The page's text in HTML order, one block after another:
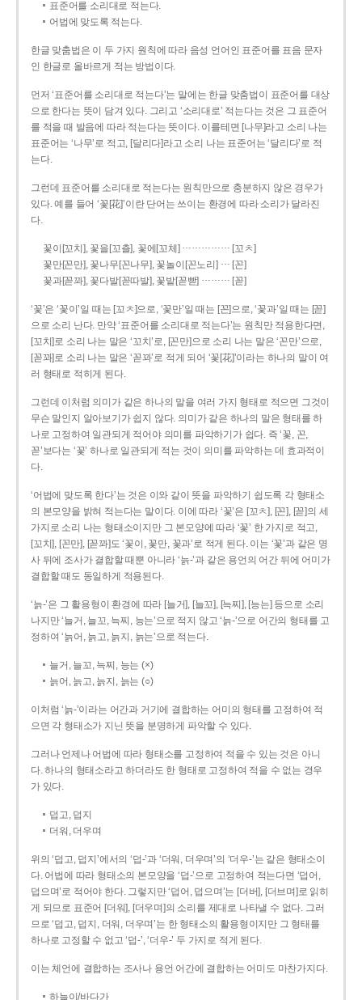
표준어를 소리대로 적는다.
어법에 맞도록 적는다.
한글 맞춤법은 이 두 가지 원칙에 따라 음성 언어인 표준어를 표음 문자
인 한글로 올바르게 적는 방법이다.
먼저 ‘표준어를 소리대로 적는다’는 말에는 한글 맞춤법이 표준어를 대상
으로 한다는 뜻이 담겨 있다. 그리고 ‘소리대로’ 적는다는 것은 그 표준어
를 적을 때 발음에 따라 적는다는 뜻이다. 이를테면 [나무]라고 소리 나는
표준어는 ‘나무’로 적고, [달리다]라고 소리 나는 표준어는 ‘달리다’로 적
는다.
그런데 표준어를 소리대로 적는다는 원칙만으로 충분하지 않은 경우가
있다. 예를 들어 ‘꽃[花]’이란 단어는 쓰이는 환경에 따라 소리가 달라진
다.
꽃이[꼬치], 꽃을[꼬츨], 꽃에[꼬체] …………… [꼬ㅊ]
꽃만[꼰만], 꽃나무[꼰나무], 꽃놀이[꼰노리] … [꼰]
꽃과[꼳꽈], 꽃다발[꼳따발], 꽃밭[꼳빧] ……… [꼳]
‘꽃’은 ‘꽃이’일 때는 [꼬ㅊ]으로, ‘꽃만’일 때는 [꼰]으로, ‘꽃과’일 때는 [꼳]
으로 소리 난다. 만약 ‘표준어를 소리대로 적는다’는 원칙만 적용한다면,
[꼬치]로 소리 나는 말은 ‘꼬치’로, [꼰만]으로 소리 나는 말은 ‘꼰만’으로,
[꼳꽈]로 소리 나는 말은 ‘꼳꽈’로 적게 되어 ‘꽃[花]’이라는 하나의 말이 여
러 형태로 적히게 된다.
그런데 이처럼 의미가 같은 하나의 말을 여러 가지 형태로 적으면 그것이
무슨 말인지 알아보기가 쉽지 않다. 의미가 같은 하나의 말은 형태를 하
나로 고정하여 일관되게 적어야 의미를 파악하기가 쉽다. 즉 ‘꽃, 꼰,
꼳’보다는 ‘꽃’ 하나로 일관되게 적는 것이 의미를 파악하는 데 효과적이
다.
‘어법에 맞도록 한다’는 것은 이와 같이 뜻을 파악하기 쉽도록 각 형태소
의 본모양을 밝혀 적는다는 말이다. 이에 따라 ‘꽃’은 [꼬ㅊ], [꼰], [꼳]의 세
가지로 소리 나는 형태소이지만 그 본모양에 따라 ‘꽃’ 한 가지로 적고,
[꼬치], [꼰만], [꼳꽈]도 ‘꽃이, 꽃만, 꽃과’로 적게 된다. 이는 ‘꽃’과 같은 명
사 뒤에 조사가 결합할 때뿐 아니라 ‘늙-’과 같은 용언의 어간 뒤에 어미가
결합할 때도 동일하게 적용된다.
‘늙-’은 그 활용형이 환경에 따라 [늘거], [늘꼬], [늑찌], [능는] 등으로 소리
나지만 ‘늘거, 늘꼬, 늑찌, 능는’으로 적지 않고 ‘늙-’으로 어간의 형태를 고
정하여 ‘늙어, 늙고, 늙지, 늙는’으로 적는다.
늘거, 늘꼬, 늑찌, 능는 (×)
늙어, 늙고, 늙지, 늙는 (○)
이처럼 ‘늙-­’이라는 어간과 거기에 결합하는 어미의 형태를 고정하여 적
으면 각 형태소가 지닌 뜻을 분명하게 파악할 수 있다.
그러나 언제나 어법에 따라 형태소를 고정하여 적을 수 있는 것은 아니
다. 하나의 형태소라고 하더라도 한 형태로 고정하여 적을 수 없는 경우
가 있다.
덥고, 덥지
더워, 더우며
위의 ‘덥고, 덥지’에서의 ‘덥-­’과 ‘더워, 더우며’의 ‘더우-­’는 같은 형태소이
다. 어법에 따라 형태소의 본모양을 ‘덥-­’으로 고정하여 적는다면 ‘덥어,
덥으며’로 적어야 한다. 그렇지만 ‘덥어, 덥으며’는 [더버], [더브며]로 읽히
게 되므로 표준어 [더워], [더우며]의 소리를 제대로 나타낼 수 없다. 그러
므로 ‘덥고, 덥지, 더워, 더우며’는 한 형태소의 활용형이지만 그 형태를
하나로 고정할 수 없고 ‘덥-’, ‘더우-’ 두 가지로 적게 된다.
이는 체언에 결합하는 조사나 용언 어간에 결합하는 어미도 마찬가지다.
하늘이/바다가